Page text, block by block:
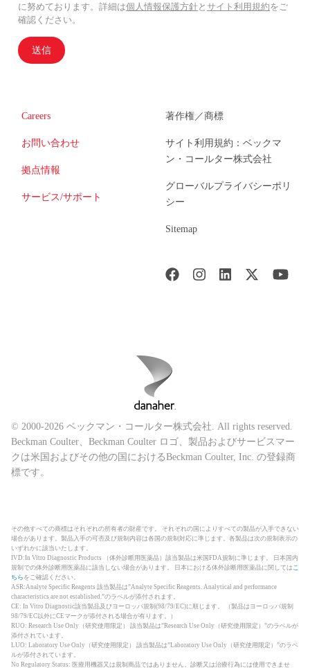
に努めております。詳細は個人情報保護方針と サイト利用規約をご
確認ください。
送信
Careers
お問い合わせ
拠点情報
サービス/サポート
著作権／商標
サイト利用規約：ベックマ
ン・コールター株式会社
グローバルプライバシーポリ
シー
Sitemap
© 2000-2026 ベックマン・コールター株式会社. All rights reserved.
Beckman Coulter、Beckman Coulter ロゴ、製品およびサービスマー
クは米国およびその他の国におけるBeckman Coulter, Inc. の登録商
標です。
その他すべての商標はそれぞれの所有者の財産です。 それぞれの国によりすべての製品が入手できない
場合があります。製品入手の可否及び規制内容は各国の規制対応に準じます。各製品は次の規制表示の
いずれかに該当いたします。
IVD:In Vitro Diagnostic Products （体外診断用医薬品）該当製品は米国FDA規制に準じます。 日本国内
規制での体外診断用医薬品に該当しない場合があります。 日本における体外診断用医薬品に関しては こ
ちら をご確認ください。
ASR:Analyte Specific Reagents 該当製品は”Analyte Specific Reagents. Analytical and performance
characteristics are not established.”のラベルが添付されます。
CE: In Vitro Diagnostic該当製品及びヨーロッパ規制(98/79/EC)に順じます。 （製品はヨーロッパ規制
98/79/EC以外にCEマークが添付される場合が有ります。）
RUO: Research Use Only（研究使用限定） 該当製品は”Research Use Only（研究使用限定）”のラベルが
添付されています。
LUO: Laboratory Use Only（研究使用限定） 該当製品は”Laboratory Use Only（研究使用限定）”のラベ
ルが添付されています。
No Regulatory Status: 医療用機器又は規制商品ではありません。診断又は治療行為には使用できませ